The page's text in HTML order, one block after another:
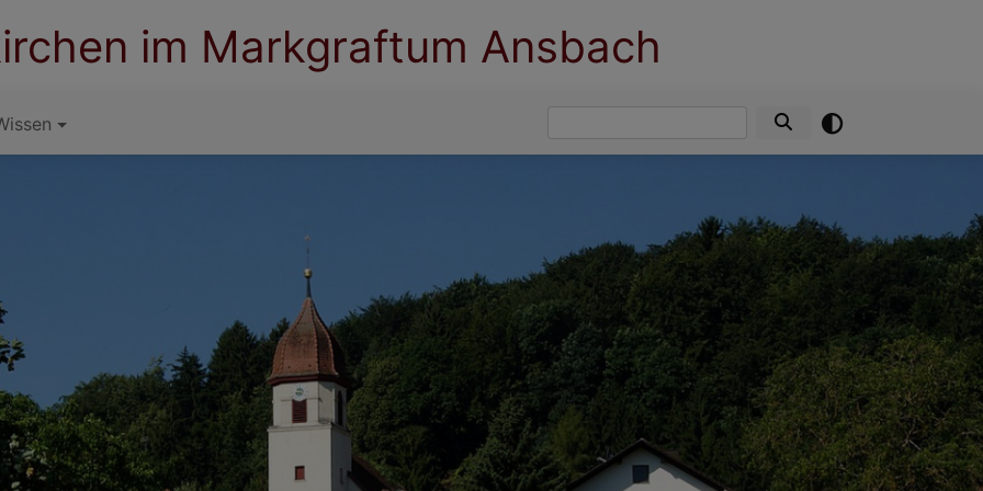
im Markgraftum Ansbach